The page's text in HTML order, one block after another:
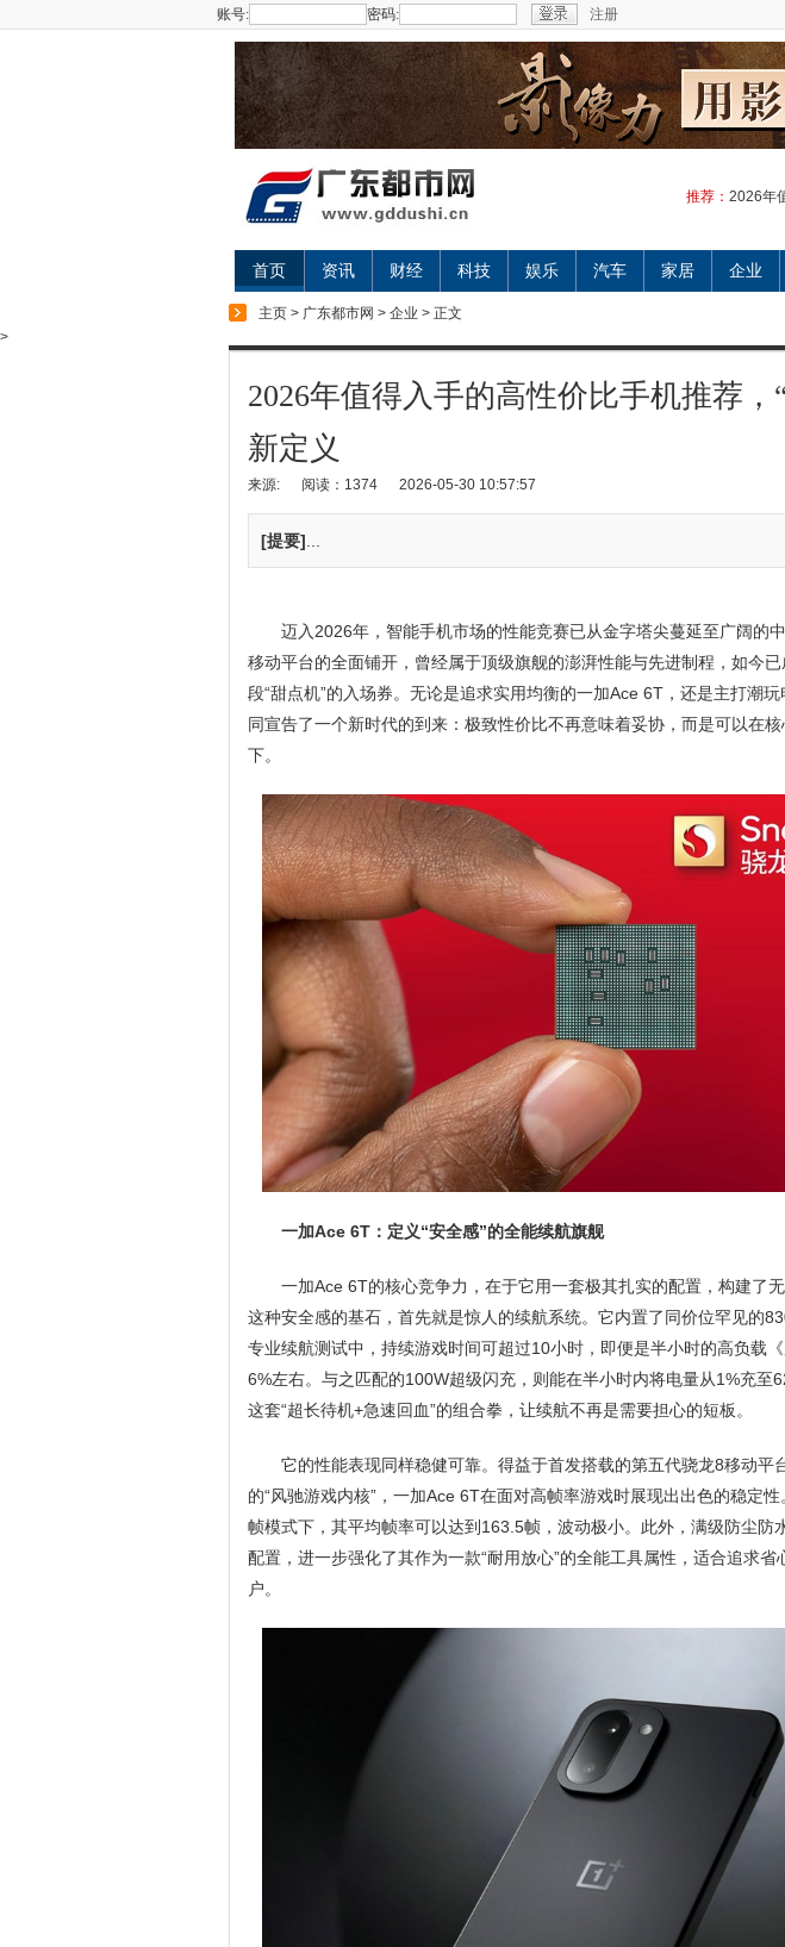
账号: 密码: 注册
推荐： 2026年
首页 资讯 财经 科技 娱乐 汽车 家居 企业
主页 > 广东都市网 > 企业 > 正文
>
2026年值得入手的高性价比手机推荐，
新定义
来源: 阅读：1374 2026-05-30 10:57:57
[提要]
迈入2026年，智能手机市场的性能竞赛已从金字塔尖蔓延至广阔的
移动平台的全面铺开，曾经属于顶级旗舰的澎湃性能与先进制程，如今
段“甜点机”的入场券。无论是追求实用均衡的一加Ace 6T，还是主打潮
同宣告了一个新时代的到来：极致性价比不再意味着妥协，而是可以在
下。
一加Ace 6T：定义“安全感”的全能续航旗舰
一加Ace 6T的核心竞争力，在于它用一套极其扎实的配置，构建了无
这种安全感的基石，首先就是惊人的续航系统。它内置了同价位罕见的
专业续航测试中，持续游戏时间可超过10小时，即便是半小时的高负载
6%左右。与之匹配的100W超级闪充，则能在半小时内将电量从1%充至
这套“超长待机+急速回血”的组合拳，让续航不再是需要担心的短板。
它的性能表现同样稳健可靠。得益于首发搭载的第五代骁龙8移动平
的“风驰游戏内核”，一加Ace 6T在面对高帧率游戏时展现出出色的稳定
帧模式下，其平均帧率可以达到163.5帧，波动极小。此外，满级防尘防
配置，进一步强化了其作为一款“耐用放心”的全能工具属性，适合追求省
户。